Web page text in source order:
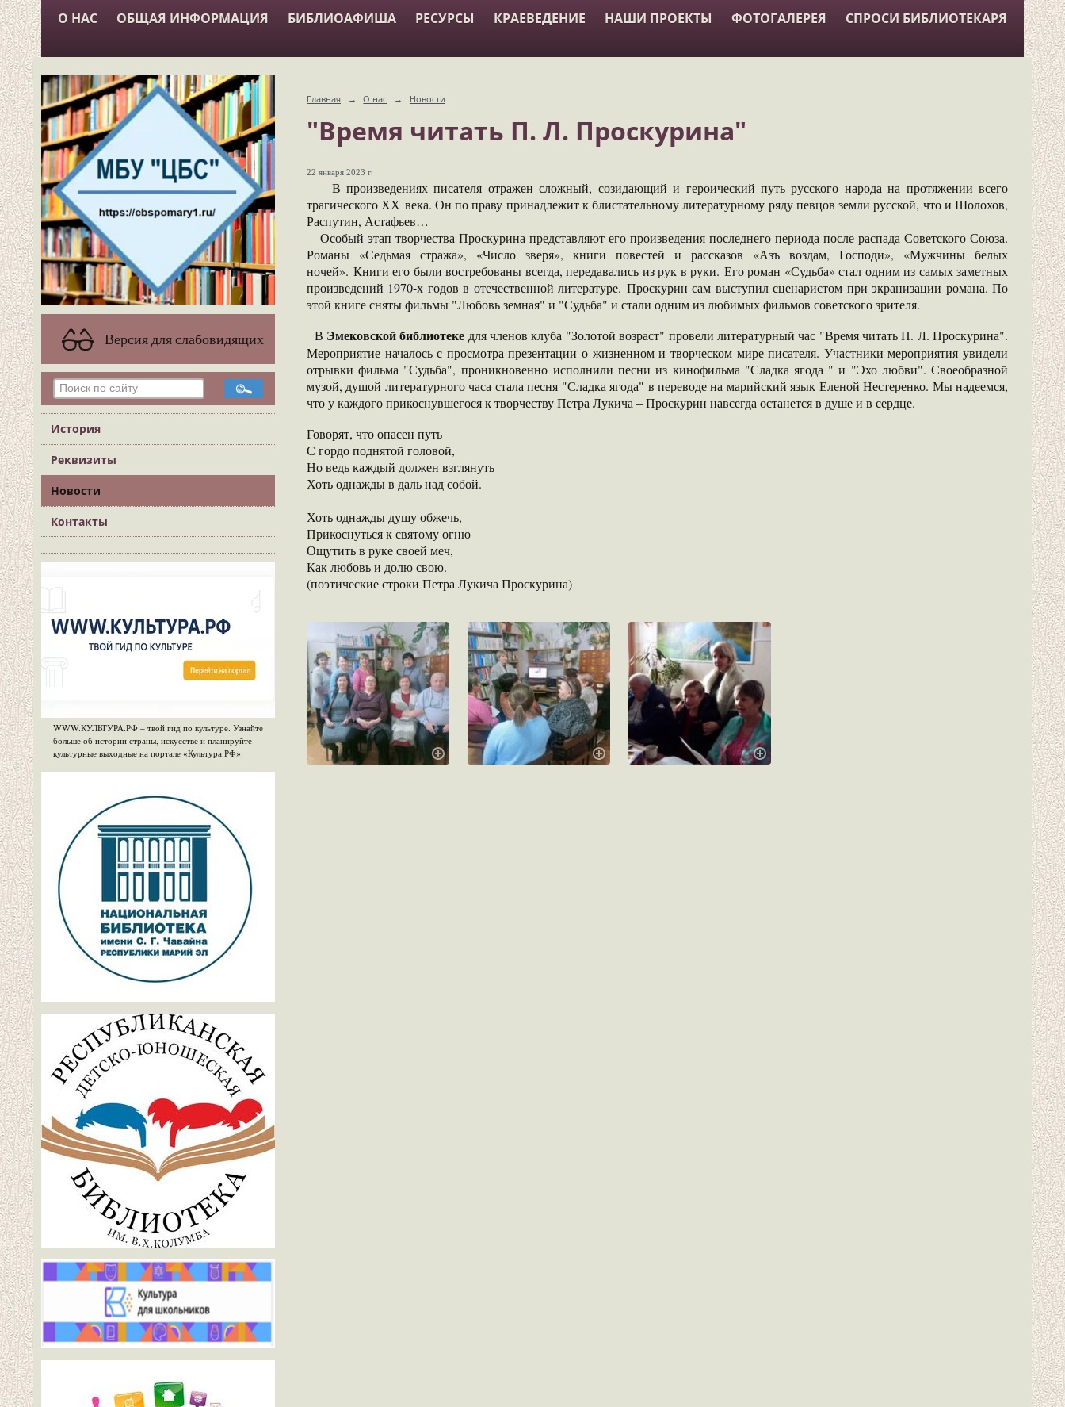
О НАС ОБЩАЯ ИНФОРМАЦИЯ БИБЛИОАФИША РЕСУРСЫ КРАЕВЕДЕНИЕ НАШИ ПРОЕКТЫ ФОТОГАЛЕРЕЯ СПРОСИ БИБЛИОТЕКАРЯ
Версия для слабовидящих
История
Реквизиты
Новости
Контакты
WWW.КУЛЬТУРА.РФ – твой гид по культуре. Узнайте
больше об истории страны, искусстве и планируйте
культурные выходные на портале «Культура.РФ».
Главная → О нас → Новости
"Время читать П. Л. Проскурина"
22 января 2023 г.
В произведениях писателя отражен сложный, созидающий и героический путь русского народа на протяжении всего
трагического ХХ века. Он по праву принадлежит к блистательному литературному ряду певцов земли русской, что и Шолохов,
Распутин, Астафьев…
Особый этап творчества Проскурина представляют его произведения последнего периода после распада Советского Союза.
Романы «Седьмая стража», «Число зверя», книги повестей и рассказов «Азъ воздам, Господи», «Мужчины белых
ночей». Книги его были востребованы всегда, передавались из рук в руки. Его роман «Судьба» стал одним из самых заметных
произведений 1970-х годов в отечественной литературе. Проскурин сам выступил сценаристом при экранизации романа. По
этой книге сняты фильмы "Любовь земная" и "Судьба" и стали одним из любимых фильмов советского зрителя.
В Эмековской библиотеке для членов клуба "Золотой возраст" провели литературный час "Время читать П. Л. Проскурина".
Мероприятие началось с просмотра презентации о жизненном и творческом мире писателя. Участники мероприятия увидели
отрывки фильма "Судьба", проникновенно исполнили песни из кинофильма "Сладка ягода " и "Эхо любви". Своеобразной
музой, душой литературного часа стала песня "Сладка ягода" в переводе на марийский язык Еленой Нестеренко. Мы надеемся,
что у каждого прикоснувшегося к творчеству Петра Лукича – Проскурин навсегда останется в душе и в сердце.
Говорят, что опасен путь
С гордо поднятой головой,
Но ведь каждый должен взглянуть
Хоть однажды в даль над собой.
Хоть однажды душу обжечь,
Прикоснуться к святому огню
Ощутить в руке своей меч,
Как любовь и долю свою.
(поэтические строки Петра Лукича Проскурина)